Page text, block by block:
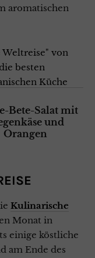
aromatischen
Kulinarische
Monat in
einige köstliche
am Ende des